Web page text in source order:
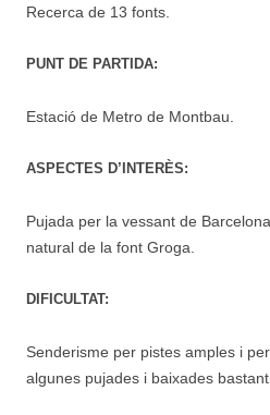
Recerca de 13 fonts.
PUNT DE PARTIDA:
Estació de Metro de Montbau.
ASPECTES D’INTERÈS:
Pujada per la vessant de
natural de la font Groga.
DIFICULTAT:
Senderisme per pistes amples i
algunes pujades i baixades bastant